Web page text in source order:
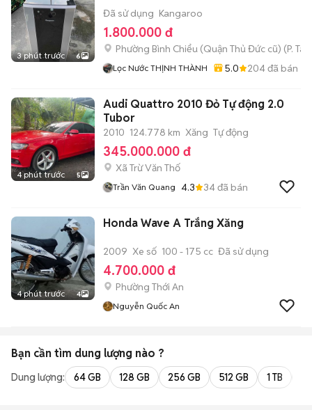
3 phút trước 6
Đã sử dụng Kangaroo
1.800.000 đ
Phường Bình Chiểu (Quận Thủ Đức cũ) (P.
Lọc Nước THỊNH THÀNH 5.0 204đã bán
4 phút trước 5
Audi Quattro 2010 Đỏ Tự động 2.0
Tubor
2010 124.778 km Xăng Tự động
345.000.000 đ
Xã Trừ Văn Thố
Trần Văn Quang 4.3 34đã bán
4 phút trước 4
Honda Wave A Trắng Xăng
2009 Xe số 100 - 175 cc Đã sử dụng
4.700.000 đ
Phường Thới An
Nguyễn Quốc An
Bạn cần tìm dung lượng nào ?
Dung lượng: 64 GB 128 GB 256 GB 512 GB 1 TB